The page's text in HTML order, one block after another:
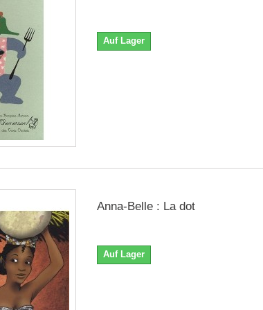
Auf Lager
Anna-Belle : La dot
Auf Lager